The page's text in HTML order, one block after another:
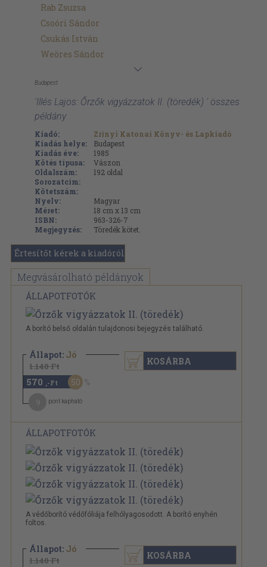
Rab Zsuzsa
Csoóri Sándor
Csukás István
Weöres Sándor
Budapest
'Illés Lajos: Őrzők vigyázzatok II. (töredék) ' összes
példány
Kiadó:
Zrínyi Katonai Könyv- és Lapkiadó
Kiadás helye:
Budapest
Kiadás éve:
1985
Kötés típusa:
Vászon
Oldalszám:
192 oldal
Sorozatcím:
Kötetszám:
Nyelv:
Magyar
Méret:
18 cm x 13 cm
ISBN:
963-326-7
Megjegyzés:
Töredék kötet.
Értesítőt kérek a kiadóról
Megvásárolható példányok
ÁLLAPOTFOTÓK
A borító belső oldalán tulajdonosi bejegyzés található.
Állapot: Jó
1.140 Ft
570 ,-Ft 50
pont kapható
KOSÁRBA
ÁLLAPOTFOTÓK
A védőborító védőfóliája felhólyagosodott. A borító enyhén
foltos.
Állapot: Jó
1.140 Ft KOSÁRBA